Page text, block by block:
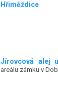
Hřiměždice
Jírovcová alej
areálu zámku v